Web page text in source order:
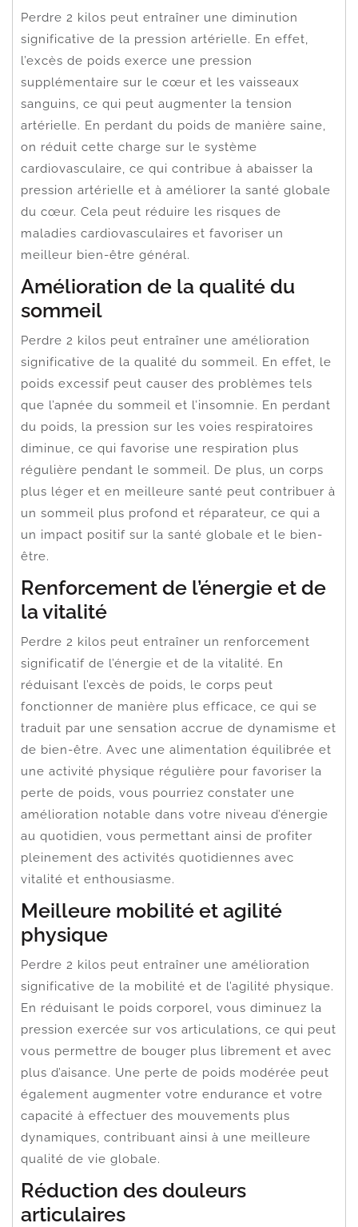
Perdre 2 kilos peut entraîner une diminution
significative de la pression artérielle. En effet,
l’excès de poids exerce une pression
supplémentaire sur le cœur et les vaisseaux
sanguins, ce qui peut augmenter la tension
artérielle. En perdant du poids de manière saine,
on réduit cette charge sur le système
cardiovasculaire, ce qui contribue à abaisser la
pression artérielle et à améliorer la santé globale
du cœur. Cela peut réduire les risques de
maladies cardiovasculaires et favoriser un
meilleur bien-être général.
Amélioration de la qualité du
sommeil
Perdre 2 kilos peut entraîner une amélioration
significative de la qualité du sommeil. En effet, le
poids excessif peut causer des problèmes tels
que l’apnée du sommeil et l’insomnie. En perdant
du poids, la pression sur les voies respiratoires
diminue, ce qui favorise une respiration plus
régulière pendant le sommeil. De plus, un corps
plus léger et en meilleure santé peut contribuer à
un sommeil plus profond et réparateur, ce qui a
un impact positif sur la santé globale et le bien-
être.
Renforcement de l’énergie et de
la vitalité
Perdre 2 kilos peut entraîner un renforcement
significatif de l’énergie et de la vitalité. En
réduisant l’excès de poids, le corps peut
fonctionner de manière plus efficace, ce qui se
traduit par une sensation accrue de dynamisme et
de bien-être. Avec une alimentation équilibrée et
une activité physique régulière pour favoriser la
perte de poids, vous pourriez constater une
amélioration notable dans votre niveau d’énergie
au quotidien, vous permettant ainsi de profiter
pleinement des activités quotidiennes avec
vitalité et enthousiasme.
Meilleure mobilité et agilité
physique
Perdre 2 kilos peut entraîner une amélioration
significative de la mobilité et de l’agilité physique.
En réduisant le poids corporel, vous diminuez la
pression exercée sur vos articulations, ce qui peut
vous permettre de bouger plus librement et avec
plus d’aisance. Une perte de poids modérée peut
également augmenter votre endurance et votre
capacité à effectuer des mouvements plus
dynamiques, contribuant ainsi à une meilleure
qualité de vie globale.
Réduction des douleurs
articulaires